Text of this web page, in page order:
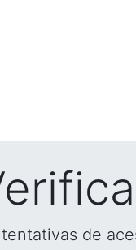
de